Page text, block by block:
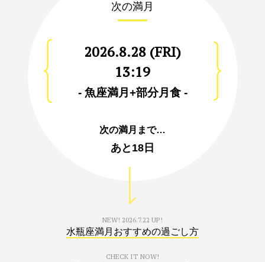
次の満月
2026.8.28 (FRI)
13:19
- 魚座満月+部分月食 -
次の満月まで…
あと 18日
NEW! 2026.7.22 UP!
水瓶座満月おすすめの過ごし方
CHECK IT NOW!